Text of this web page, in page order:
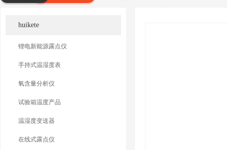
huikete
锂电新能源露点仪
手持式温湿度表
氧含量分析仪
试验箱温度产品
温湿度变送器
在线式露点仪